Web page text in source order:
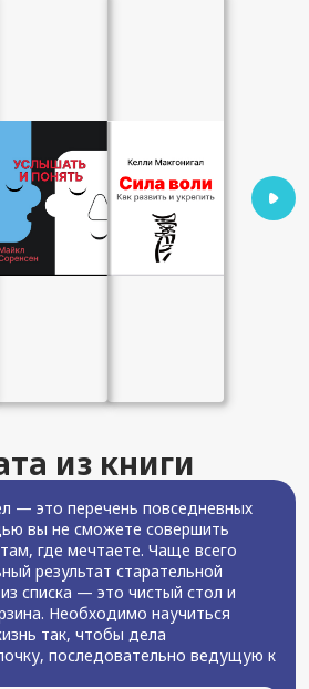
из книги
— это перечень повседневных
вы не сможете совершить
где мечтаете. Чаще всего
результат старательной
списка — это чистый стол и
Необходимо научиться
так, чтобы дела
последовательно ведущую к